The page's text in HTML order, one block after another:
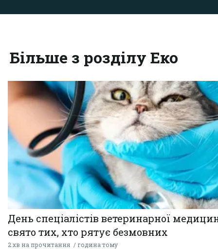
Більше з розділу Еко
День спеціалістів ветеринарної
свято тих, хто рятує безмовних
2 хв на прочитання година тому